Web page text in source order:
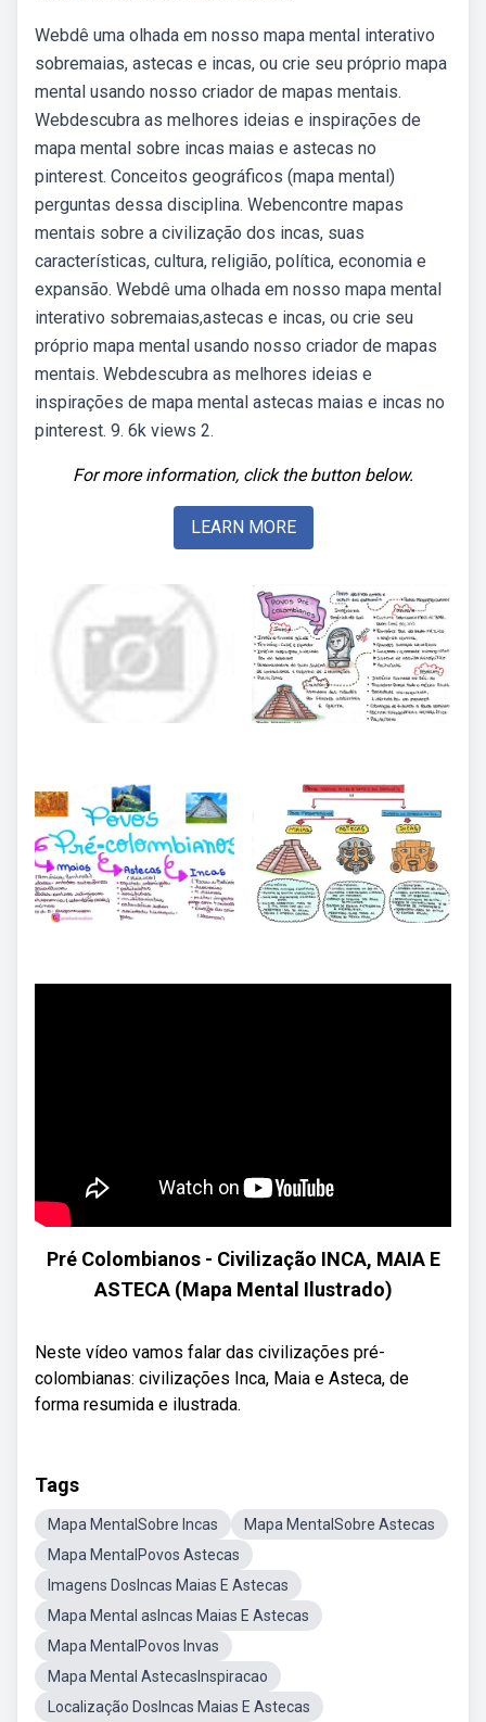
Webdê uma olhada em nosso mapa mental interativo
sobremaias, astecas e incas, ou crie seu próprio mapa
mental usando nosso criador de mapas mentais.
Webdescubra as melhores ideias e inspirações de
mapa mental sobre incas maias e astecas no
pinterest. Conceitos geográficos (mapa mental)
perguntas dessa disciplina. Webencontre mapas
mentais sobre a civilização dos incas, suas
características, cultura, religião, política, economia e
expansão. Webdê uma olhada em nosso mapa mental
interativo sobremaias,astecas e incas, ou crie seu
próprio mapa mental usando nosso criador de mapas
mentais. Webdescubra as melhores ideias e
inspirações de mapa mental astecas maias e incas no
pinterest. 9. 6k views 2.
For more information, click the button below.
LEARN MORE
Pré Colombianos - Civilização INCA, MAIA E
ASTECA (Mapa Mental Ilustrado)
Neste vídeo vamos falar das civilizações pré-
colombianas: civilizações Inca, Maia e Asteca, de
forma resumida e ilustrada.
Tags
Mapa MentalSobre Incas
Mapa MentalSobre Astecas
Mapa MentalPovos Astecas
Imagens DosIncas Maias E Astecas
Mapa Mental asIncas Maias E Astecas
Mapa MentalPovos Invas
Mapa Mental AstecasInspiracao
Localização DosIncas Maias E Astecas